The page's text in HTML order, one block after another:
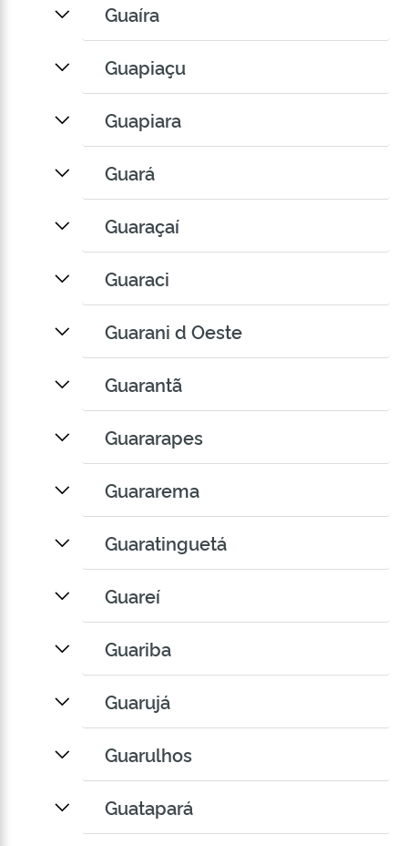
Guaíra
Guapiaçu
Guapiara
Guará
Guaraçaí
Guaraci
Guarani d Oeste
Guarantã
Guararapes
Guararema
Guaratinguetá
Guareí
Guariba
Guarujá
Guarulhos
Guatapará